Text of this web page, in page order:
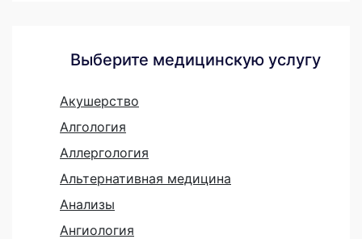
Выберите медицинскую услугу
Акушерство
Алгология
Аллергология
Альтернативная медицина
Анализы
Ангиология